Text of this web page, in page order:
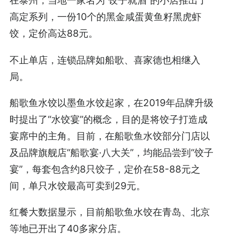
高定系列，一份10个的黑金咸蛋黄鱼籽黑虎虾
饺，定价高达88元。
不止单店，连锁品牌如船歌、喜家德也相继入
局。
船歌鱼水饺以墨鱼水饺起家，在2019年品牌升级
时提出了“水饺宴”的概念，目的是将饺子打造成
宴席中的主角。目前，在船歌鱼水饺部分门店以
及品牌旗舰店“船歌宴·八大关”，均能品尝到“饺子
宴”，每套包含约8只饺子，定价在58-88元之
间，单只水饺最高可卖到29元。
红餐大数据显示，目前船歌鱼水饺在青岛、北京
等地已开出了40多家分店。